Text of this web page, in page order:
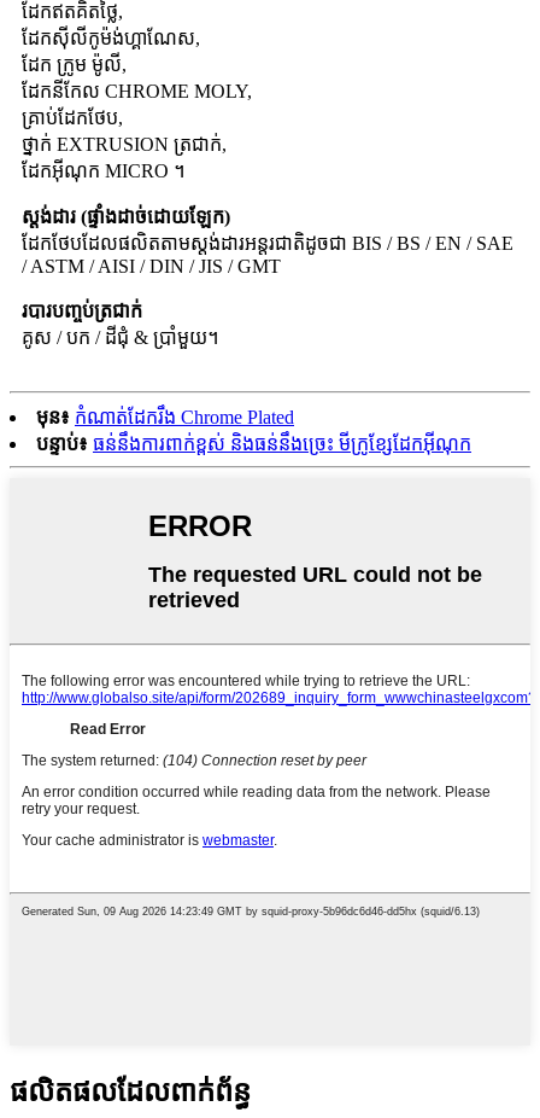
ដែកឥតគិតថ្លៃ,
ដែកស៊ីលីកូម៉ង់ហ្គាណែស,
ដែក ក្រូម ម៉ូលី,
ដែកនីកែល CHROME MOLY,
គ្រាប់​ដែក​ថែប,
ថ្នាក់ EXTRUSION ត្រជាក់,
ដែកអ៊ីណុក MICRO ។
ស្តង់ដារ (ផ្ទាំងដាច់ដោយឡែក)
ដែកថែបដែលផលិតតាមស្តង់ដារអន្តរជាតិដូចជា BIS / BS / EN / SAE
/ ASTM / AISI / DIN / JIS / GMT
របារបញ្ចប់ត្រជាក់
គូស / បក / ដីជុំ & ប្រាំមួយ។
មុន៖ កំណាត់ដែករឹង Chrome Plated
បន្ទាប់៖ ធន់នឹងការពាក់ខ្ពស់ និងធន់នឹងច្រេះ មីក្រូខ្សែដែកអ៊ីណុក
ផលិតផលដែលពាក់ព័ន្ធ